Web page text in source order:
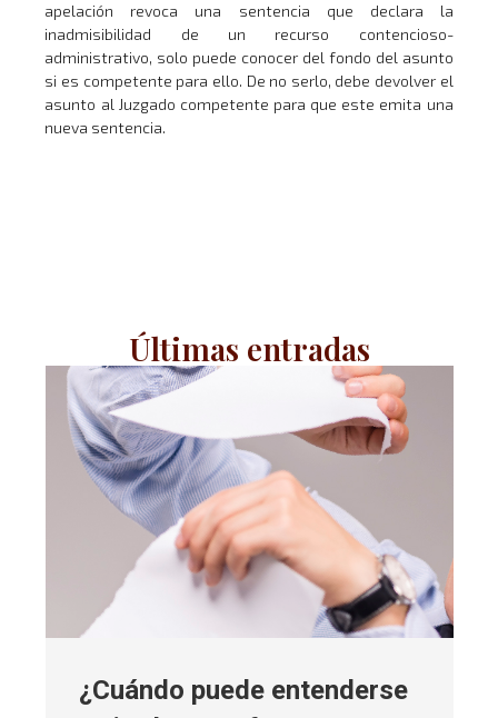
apelación revoca una sentencia que declara la
inadmisibilidad de un recurso contencioso-
administrativo, solo puede conocer del fondo del asunto
si es competente para ello. De no serlo, debe devolver el
asunto al Juzgado competente para que este emita una
nueva sentencia.
Últimas entradas
¿Cuándo puede entenderse